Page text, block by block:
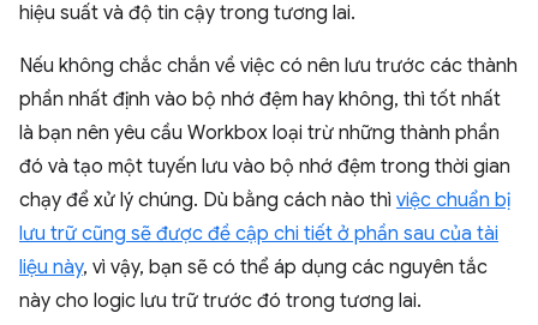
hiệu suất và độ tin cậy trong tương lai.
Nếu không chắc chắn về việc có nên lưu trước các thành
phần nhất định vào bộ nhớ đệm hay không, thì tốt nhất
là bạn nên yêu cầu Workbox loại trừ những thành phần
đó và tạo một tuyến lưu vào bộ nhớ đệm trong thời gian
chạy để xử lý chúng. Dù bằng cách nào thì việc chuẩn bị
lưu trữ cũng sẽ được đề cập chi tiết ở phần sau của tài
liệu này, vì vậy, bạn sẽ có thể áp dụng các nguyên tắc
này cho logic lưu trữ trước đó trong tương lai.